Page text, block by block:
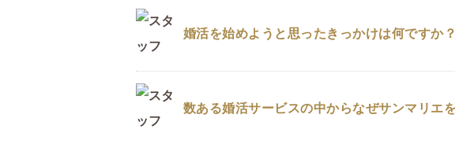
婚活を始めようと思ったきっかけは何ですか？
数ある婚活サービスの中からなぜサンマリエ